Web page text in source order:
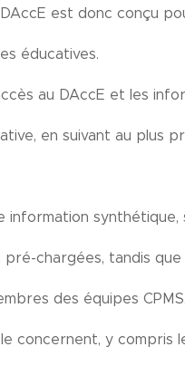
est donc conçu
éducatives.
au DAccE et les
en suivant au plus
information
chargées, tandis
des équipes
concernent, y compris